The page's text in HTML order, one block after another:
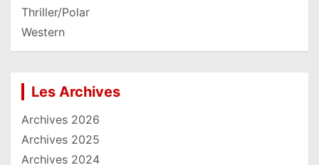
Thriller/Polar
Western
Les Archives
Archives 2026
Archives 2025
Archives 2024